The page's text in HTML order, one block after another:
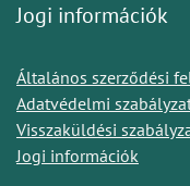
Jogi információk
Általános szerződési
Adatvédelmi
Visszaküldési
Jogi információk